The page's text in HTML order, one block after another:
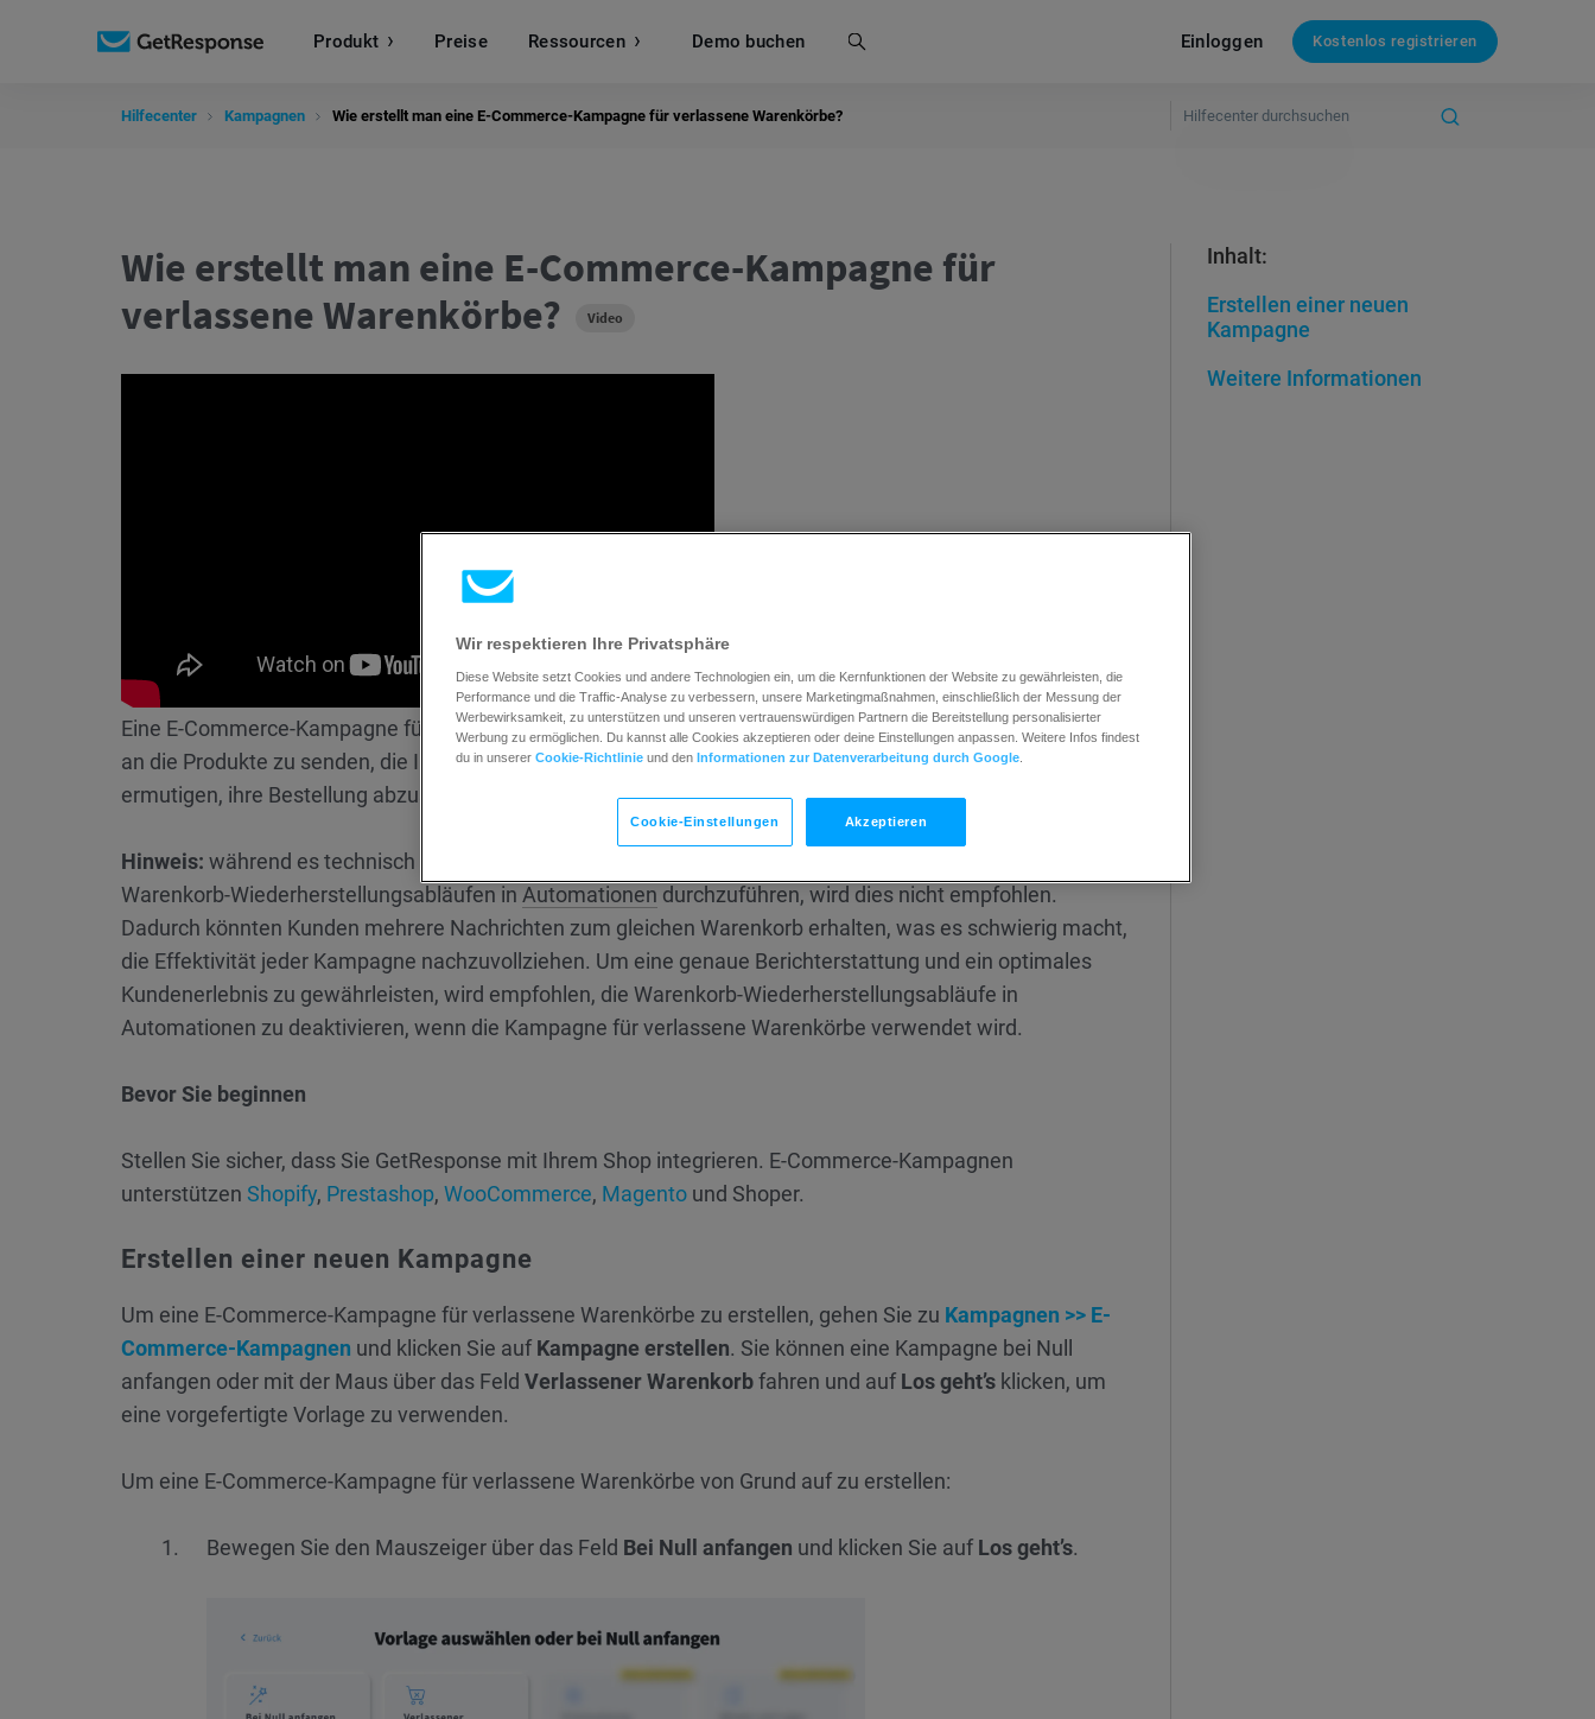
Produkt Preise Ressourcen Demo buchen
Suche Einloggen Kostenlos registrieren
Hilfecenter Kampagnen Wie erstellt man eine E-Commerce-Kampagne für verlassene Warenkörbe?
Inhalt:
Erstellen einer neuen
Kampagne
Weitere Informationen
Wie erstellt man eine E-Commerce-Kampagne für
verlassene Warenkörbe?
Video
Eine E-Commerce-Kampagne für verlassene Warenkörbe ermöglicht es Ihnen, automatisch Erinnerungen
an die Produkte zu senden, die Ihre Kundenin ihren Warenkörben zurückgelassen haben, und sie dazu zu
ermutigen, ihre Bestellung abzuschließen und zur Kassenseite zu gehen.
Hinweis: während es technisch möglich ist, Kampagnen für verlassene Warenkörbe gleichzeitig mit
Warenkorb-Wiederherstellungsabläufen in Automationen durchzuführen, wird dies nicht empfohlen.
Dadurch könnten Kunden mehrere Nachrichten zum gleichen Warenkorb erhalten, was es schwierig macht,
die Effektivität jeder Kampagne nachzuvollziehen. Um eine genaue Berichterstattung und ein optimales
Kundenerlebnis zu gewährleisten, wird empfohlen, die Warenkorb-Wiederherstellungsabläufe in
Automationen zu deaktivieren, wenn die Kampagne für verlassene Warenkörbe verwendet wird.
Bevor Sie beginnen
Stellen Sie sicher, dass Sie GetResponse mit Ihrem Shop integrieren. E-Commerce-Kampagnen
unterstützen Shopify, Prestashop, WooCommerce, Magento und Shoper.
Erstellen einer neuen Kampagne
Um eine E-Commerce-Kampagne für verlassene Warenkörbe zu erstellen, gehen Sie zu Kampagnen >> E-
Commerce-Kampagnen und klicken Sie auf Kampagne erstellen. Sie können eine Kampagne bei Null
anfangen oder mit der Maus über das Feld Verlassener Warenkorbfahren und auf Los geht’s klicken, um
eine vorgefertigte Vorlage zu verwenden.
Um eine E-Commerce-Kampagne für verlassene Warenkörbe von Grund auf zu erstellen:
Bewegen Sie den Mauszeiger über das Feld Bei Null anfangen und klicken Sie auf Los geht’s.
Wir respektieren Ihre Privatsphäre
Diese Website setzt Cookies und andere Technologien ein, um die Kernfunktionen der Website zu gewährleisten, die
Performance und die Traffic-Analyse zu verbessern, unsere Marketingmaßnahmen, einschließlich der Messung der
Werbewirksamkeit, zu unterstützen und unseren vertrauenswürdigen Partnern die Bereitstellung personalisierter
Werbung zu ermöglichen. Du kannst alle Cookies akzeptieren oder deine Einstellungen anpassen. Weitere Infos findest
du in unserer Cookie-Richtlinie und den Informationen zur Datenverarbeitung durch Google
Cookie-Einstellungen Akzeptieren